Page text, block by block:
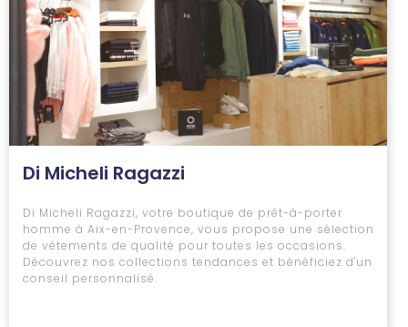
Di Micheli Ragazzi
Di Micheli Ragazzi, votre boutique de prêt-à-porter
homme à Aix-en-Provence, vous propose une sélection
de vêtements de qualité pour toutes les occasions.
Découvrez nos collections tendances et bénéficiez d'un
conseil personnalisé.